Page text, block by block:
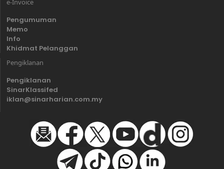
e-Invoice
Pengumuman
Memo
Info
Khidmat Pelanggan
Pengiklanan
Pengiklanan
SinarKlassifed
iklan@sinarharian.com.my